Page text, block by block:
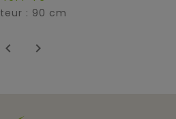
: 90 cm
 